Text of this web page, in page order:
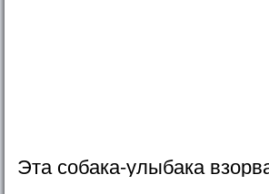
Эта собака-улыбака